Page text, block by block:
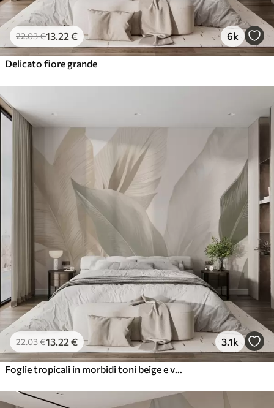
22.03€13 .22 € 6k
Delicato fiore grande
22.03€13 .22 € 3.1k